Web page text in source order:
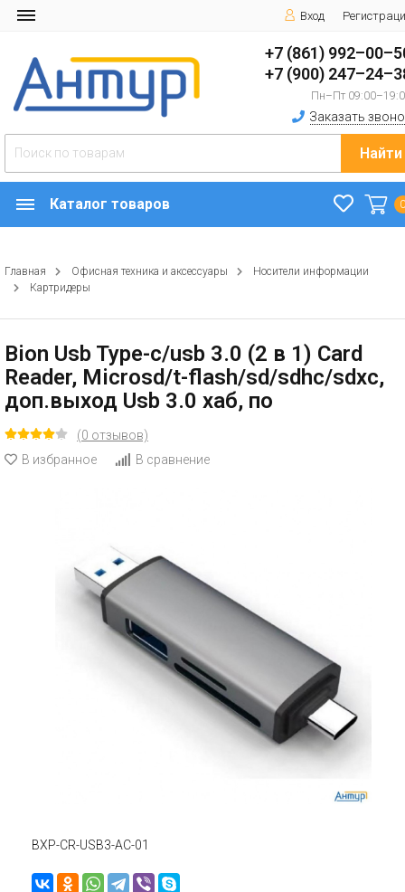
Вход
+7 (861)
+7 (900)
Пн–Пт
Заказать
Найти
Каталог товаров
Главная Офисная техника и аксессуары
Носители информации
Картридеры
Bion Usb Type-c/usb 3.0 (2 в 1) Card
Reader, Microsd/t-flash/sd/sdhc/sdxc,
доп.выход Usb 3.0 хаб, по
(0 отзывов)
В избранное
В сравнение
BXP-CR-USB3-AC-01